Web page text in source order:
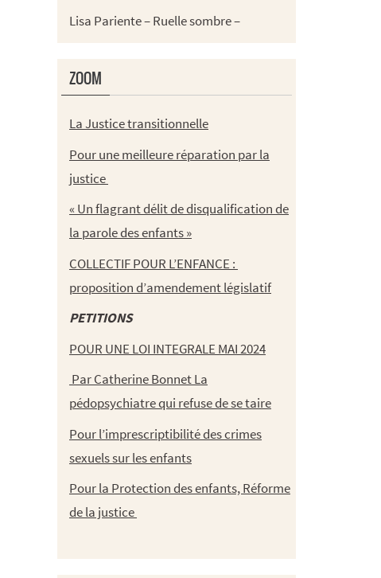
Lisa Pariente – Ruelle sombre –
ZOOM
La Justice transitionnelle
Pour une meilleure réparation par la
justice
« Un flagrant délit de disqualification de
la parole des enfants »
COLLECTIF POUR L’ENFANCE :
proposition d’amendement législatif
PETITIONS
POUR UNE LOI INTEGRALE MAI 2024
Par Catherine Bonnet La
pédopsychiatre qui refuse de se taire
Pour l’imprescriptibilité des crimes
sexuels sur les enfants
Pour la Protection des enfants, Réforme
de la justice